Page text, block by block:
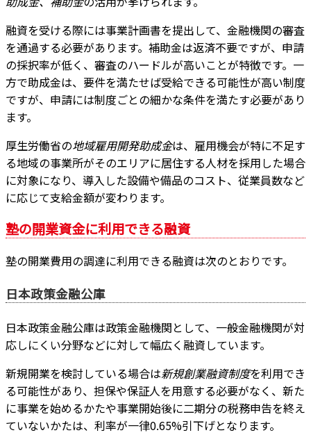
融資を受ける際には事業計画書を提出して、金融機関の審査
を通過する必要があります。補助金は返済不要ですが、申請
の採択率が低く、審査のハードルが高いことが特徴です。一
方で助成金は、要件を満たせば受給できる可能性が高い制度
ですが、申請には制度ごとの細かな条件を満たす必要があり
ます。
厚生労働省の地域雇用開発助成金は、雇用機会が特に不足す
る地域の事業所がそのエリアに居住する人材を採用した場合
に対象になり、導入した設備や備品のコスト、従業員数など
に応じて支給金額が変わります。
塾の開業資金に利用できる融資
塾の開業費用の調達に利用できる融資は次のとおりです。
日本政策金融公庫
日本政策金融公庫は政策金融機関として、一般金融機関が対
応しにくい分野などに対して幅広く融資しています。
新規開業を検討している場合は新規創業融資制度を利用でき
る可能性があり、担保や保証人を用意する必要がなく、新た
に事業を始めるかたや事業開始後に二期分の税務申告を終え
ていないかたは、利率が一律0.65%引下げとなります。